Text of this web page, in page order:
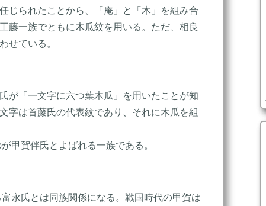
じられたことから、「庵」と「木」を組み合
藤一族でともに木瓜紋を用いる。ただ、相良
せている。
が「一文字に六つ葉木瓜」を用いたことが知
字は首藤氏の代表紋であり、それに木瓜を組
賀伴氏とよばれる一族である。
永氏とは同族関係になる。戦国時代の甲賀は